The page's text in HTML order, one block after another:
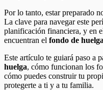
Por lo tanto, estar preparado
La clave para navegar este
planificación financiera, y en
encuentran el fondo de huelga
Este artículo te guiará paso a
huelga, cómo funcionan los
cómo puedes construir tu
protegerte a ti y a tu familia.